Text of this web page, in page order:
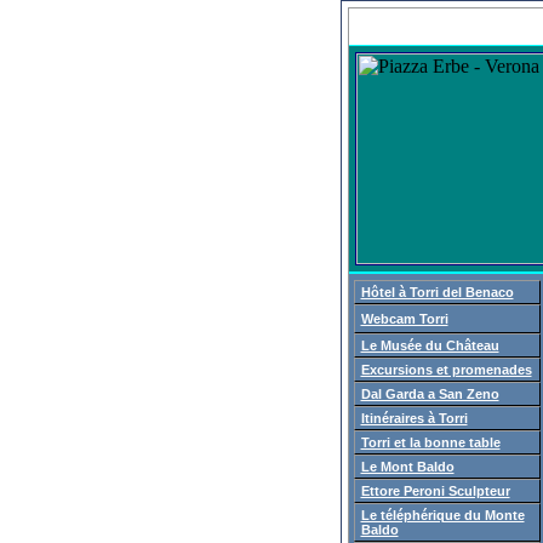
Hôtel à Torri del Benaco
Webcam Torri
Le Musée du Château
Excursions et promenades
Dal Garda a San Zeno
Itinéraires à Torri
Torri et la bonne table
Le Mont Baldo
Ettore Peroni Sculpteur
Le téléphérique du Monte
Baldo